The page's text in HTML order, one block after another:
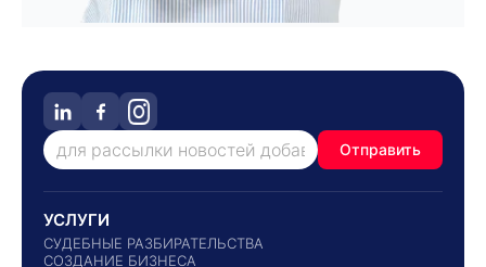
Отправить
УСЛУГИ
СУДЕБНЫЕ РАЗБИРАТЕЛЬСТВА
СОЗДАНИЕ БИЗНЕСА